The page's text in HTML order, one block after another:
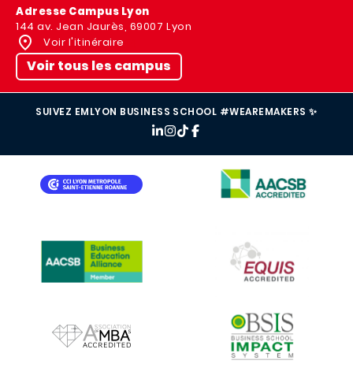
Adresse Campus Lyon
144 av. Jean Jaurès, 69007 Lyon
Voir l'itinéraire
Voir tous les campus
SUIVEZ EMLYON BUSINESS SCHOOL #WEAREMAKERS ✨
IMAGE
IMAGE
IMAGE